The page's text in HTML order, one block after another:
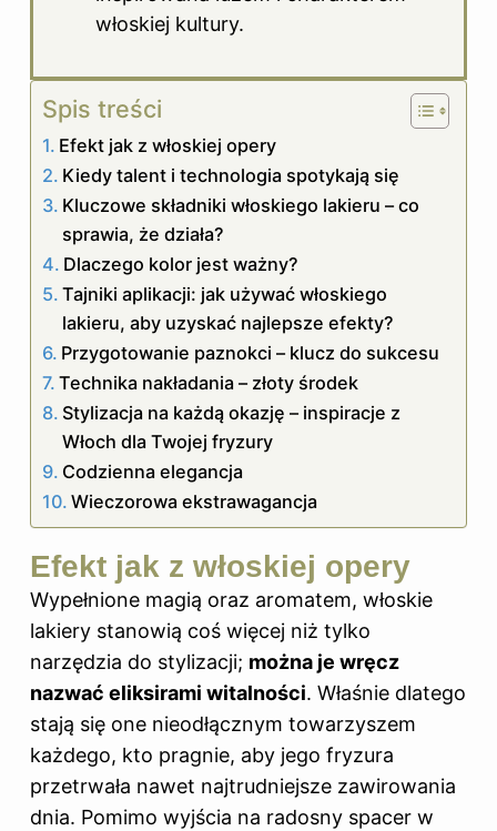
włoskiej kultury.
Spis treści
Efekt jak z włoskiej opery
Kiedy talent i technologia spotykają się
Kluczowe składniki włoskiego lakieru – co
sprawia, że działa?
Dlaczego kolor jest ważny?
Tajniki aplikacji: jak używać włoskiego
lakieru, aby uzyskać najlepsze efekty?
Przygotowanie paznokci – klucz do sukcesu
Technika nakładania – złoty środek
Stylizacja na każdą okazję – inspiracje z
Włoch dla Twojej fryzury
Codzienna elegancja
Wieczorowa ekstrawagancja
Efekt jak z włoskiej opery
Wypełnione magią oraz aromatem, włoskie
lakiery stanowią coś więcej niż tylko
narzędzia do stylizacji; można je wręcz
nazwać eliksirami witalności. Właśnie dlatego
stają się one nieodłącznym towarzyszem
każdego, kto pragnie, aby jego fryzura
przetrwała nawet najtrudniejsze zawirowania
dnia. Pomimo wyjścia na radosny spacer w